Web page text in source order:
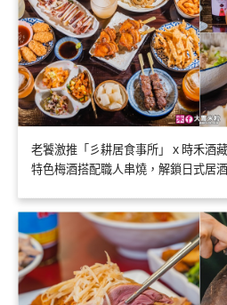
老饕激推「彡耕居食事所」ｘ時禾酒
特色梅酒搭配職人串燒，解鎖日式居